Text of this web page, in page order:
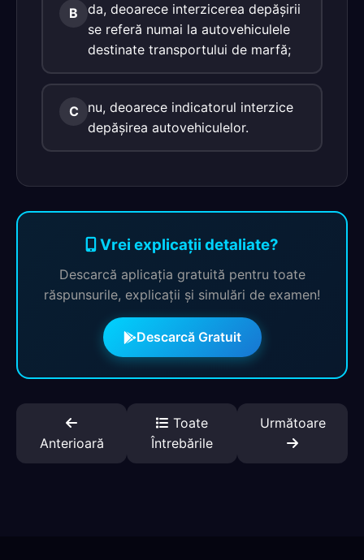
B
da, deoarece interzicerea depăşirii
se referă numai la autovehiculele
destinate transportului de marfă;
C
nu, deoarece indicatorul interzice
depăşirea autovehiculelor.
Vrei explicații detaliate?
Descarcă aplicația gratuită pentru toate
răspunsurile, explicații și simulări de examen!
Descarcă Gratuit
Anterioară
Toate
Întrebările
Următoare